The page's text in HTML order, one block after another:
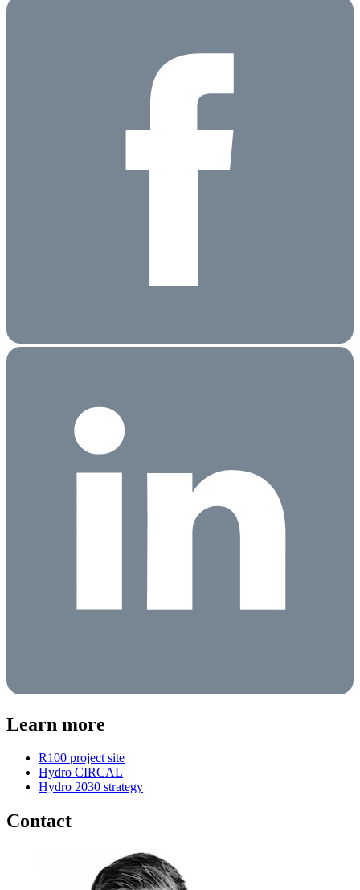
Learn more
R100 project site
Hydro CIRCAL
Hydro 2030 strategy
Contact